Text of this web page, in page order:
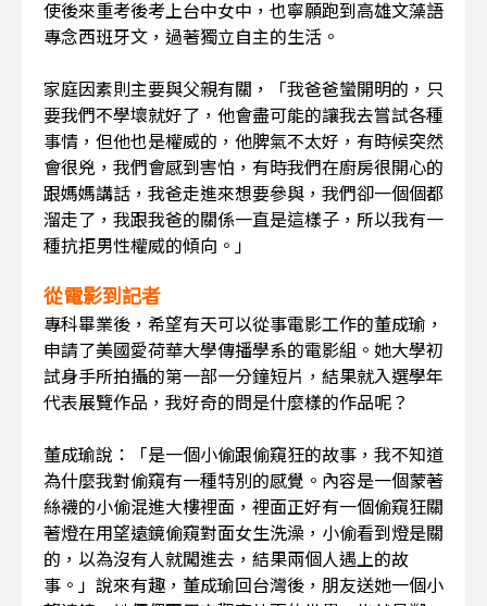
使後來重考後考上台中女中，也寧願跑到高雄文藻語
專念西班牙文，過著獨立自主的生活。
家庭因素則主要與父親有關，「我爸爸蠻開明的，只
要我們不學壞就好了，他會盡可能的讓我去嘗試各種
事情，但他也是權威的，他脾氣不太好，有時候突然
會很兇，我們會感到害怕，有時我們在廚房很開心的
跟媽媽講話，我爸走進來想要參與，我們卻一個個都
溜走了，我跟我爸的關係一直是這樣子，所以我有一
種抗拒男性權威的傾向。」
從電影到記者
專科畢業後，希望有天可以從事電影工作的董成瑜，
申請了美國愛荷華大學傳播學系的電影組。她大學初
試身手所拍攝的第一部一分鐘短片，結果就入選學年
代表展覽作品，我好奇的問是什麼樣的作品呢？
董成瑜說：「是一個小偷跟偷窺狂的故事，我不知道
為什麼我對偷窺有一種特別的感覺。內容是一個蒙著
絲襪的小偷混進大樓裡面，裡面正好有一個偷窺狂關
著燈在用望遠鏡偷窺對面女生洗澡，小偷看到燈是關
的，以為沒有人就闖進去，結果兩個人遇上的故
事。」說來有趣，董成瑜回台灣後，朋友送她一個小